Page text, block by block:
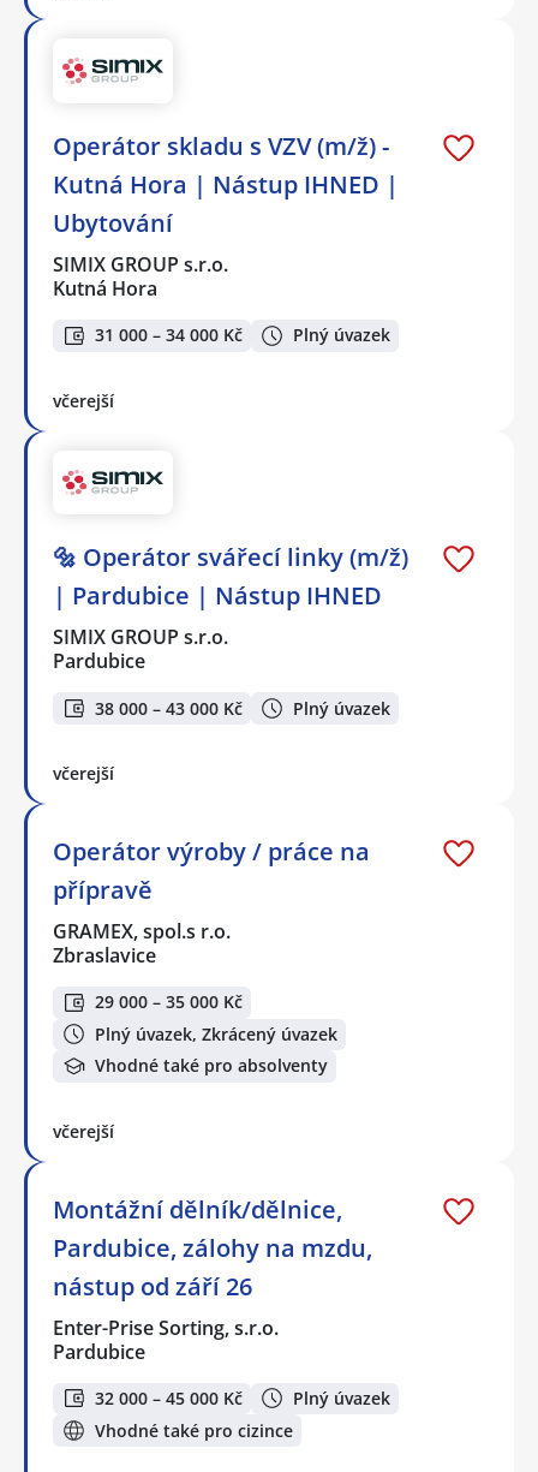
Operátor skladu s VZV (m/ž) -
Kutná Hora | Nástup IHNED |
Ubytování
SIMIX GROUP s.r.o.
Kutná Hora
31 000 – 34 000 Kč Plný úvazek
včerejší
🔩 Operátor svářecí linky (m/ž)
| Pardubice | Nástup IHNED
SIMIX GROUP s.r.o.
Pardubice
38 000 – 43 000 Kč Plný úvazek
včerejší
Operátor výroby / práce na
přípravě
GRAMEX, spol.s r.o.
Zbraslavice
29 000 – 35 000 Kč
Plný úvazek, Zkrácený úvazek
Vhodné také pro absolventy
včerejší
Montážní dělník/dělnice,
Pardubice, zálohy na mzdu,
nástup od září 26
Enter-Prise Sorting, s.r.o.
Pardubice
32 000 – 45 000 Kč
Plný úvazek
Vhodné také pro cizince